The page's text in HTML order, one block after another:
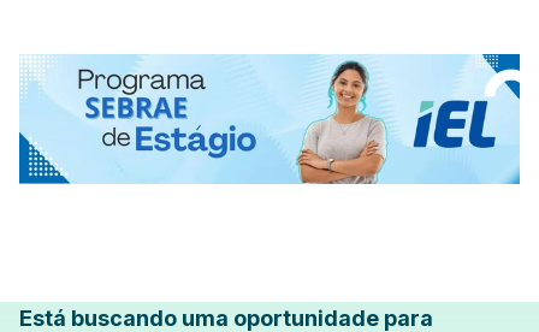
Está buscando uma oportunidade para